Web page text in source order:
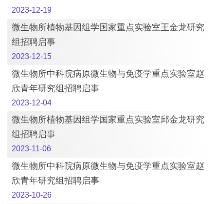
2023-12-19
微生物所植物基因组学国家重点实验室王金龙研究
组招聘启事
2023-12-15
微生物所中科院病原微生物与免疫学重点实验室赵
欣青年研究组招聘启事
2023-12-04
微生物所植物基因组学国家重点实验室邱金龙研究
组招聘启事
2023-11-06
微生物所中科院病原微生物与免疫学重点实验室赵
欣青年研究组招聘启事
2023-10-26